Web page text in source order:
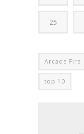
25
Arcade Fire
top 10